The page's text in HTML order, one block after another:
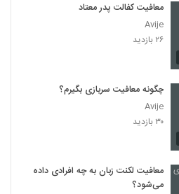
معافیت کفالت پدر معتاد
Avije
۲۶ بازدید
چگونه معافیت سربازی بگیرم؟
Avije
۳۰ بازدید
معافیت لکنت زبان به چه افرادی داده
می‌شود؟